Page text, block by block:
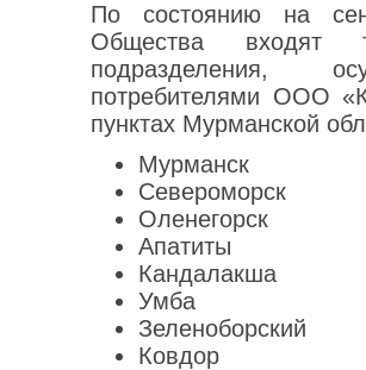
По состоянию на
Общества входят
подразделения,
потребителями ООО
пунктах Мурманской
Мурманск
Североморск
Оленегорск
Апатиты
Кандалакша
Умба
Зеленоборский
Ковдор